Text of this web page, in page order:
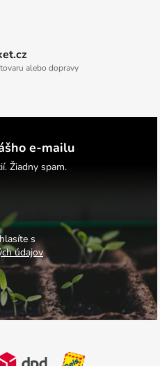
alebo dopravy
e-mailu
Žiadny spam.
s
údajov